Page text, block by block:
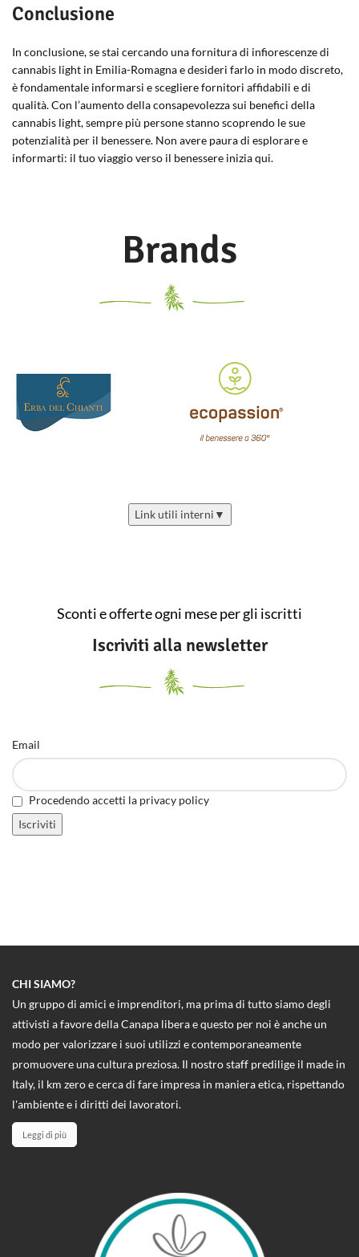
Conclusione
In conclusione, se stai cercando una fornitura di infiorescenze di
cannabis light in Emilia-Romagna e desideri farlo in modo discreto,
è fondamentale informarsi e scegliere fornitori affidabili e di
qualità. Con l’aumento della consapevolezza sui benefici della
cannabis light, sempre più persone stanno scoprendo le sue
potenzialità per il benessere. Non avere paura di esplorare e
informarti: il tuo viaggio verso il benessere inizia qui.
Brands
Link utili interni ▼
Sconti e offerte ogni mese per gli iscritti
Iscriviti alla newsletter
Email
Procedendo accetti la privacy policy
CHI SIAMO?
Un gruppo di amici e imprenditori, ma prima di tutto siamo degli
attivisti a favore della Canapa libera e questo per noi è anche un
modo per valorizzare i suoi utilizzi e contemporaneamente
promuovere una cultura preziosa. Il nostro staff predilige il made in
Italy, il km zero e cerca di fare impresa in maniera etica, rispettando
l'ambiente e i diritti dei lavoratori.
Leggi di più